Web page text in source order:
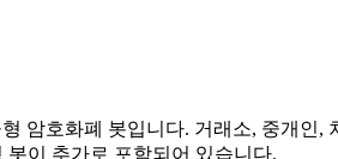
암호화폐 봇입니다. 거래소, 중개인
이 추가로 포함되어 있습니다.